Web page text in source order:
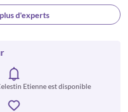
d'experts
Etienne est disponible